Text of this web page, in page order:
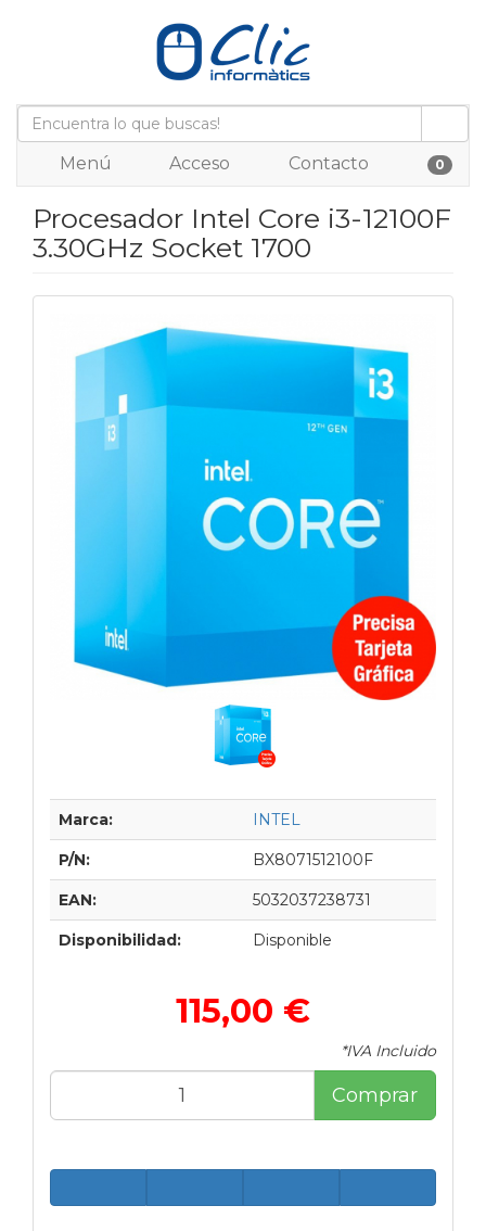
Menú Acceso Contacto 0
Procesador Intel Core i3-12100F
3.30GHz Socket 1700
Marca: INTEL
P/N: BX8071512100F
EAN: 5032037238731
Disponibilidad: Disponible
115,00 €
*IVA Incluido
Comprar